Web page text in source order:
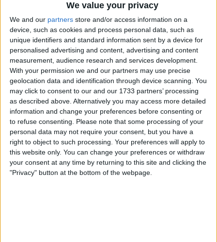
We value your privacy
We and our partners store and/or access information on a
device, such as cookies and process personal data, such as
unique identifiers and standard information sent by a device for
personalised advertising and content, advertising and content
measurement, audience research and services development.
With your permission we and our partners may use precise
geolocation data and identification through device scanning. You
may click to consent to our and our 1733 partners’ processing
as described above. Alternatively you may access more detailed
information and change your preferences before consenting or
to refuse consenting. Please note that some processing of your
personal data may not require your consent, but you have a
right to object to such processing. Your preferences will apply to
this website only. You can change your preferences or withdraw
your consent at any time by returning to this site and clicking the
"Privacy" button at the bottom of the webpage.
“Um pouco”, disse quando questionado se a
presença de Martinez foi uma surpresa. “Após a
primeira aceleração, vi que ele estava super bem”.